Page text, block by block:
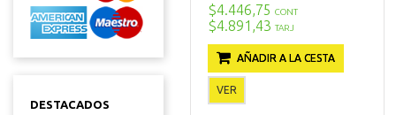
DESTACADOS
$4.446,75 CONT
$4.891,43 TARJ
AÑADIR A LA CESTA
VER